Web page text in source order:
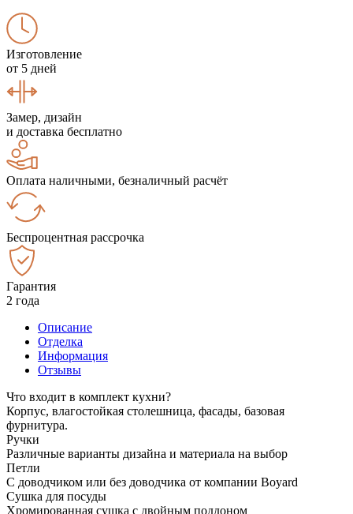
Изготовление
от 5 дней
Замер, дизайн
и доставка бесплатно
Оплата наличными, безналичный расчёт
Беспроцентная рассрочка
Гарантия
2 года
Описание
Отделка
Информация
Отзывы
Что входит в комплект кухни?
Корпус, влагостойкая столешница, фасады, базовая
фурнитура.
Ручки
Различные варианты дизайна и материала на выбор
Петли
С доводчиком или без доводчика от компании Boyard
Сушка для посуды
Хромированная сушка с двойным поддоном